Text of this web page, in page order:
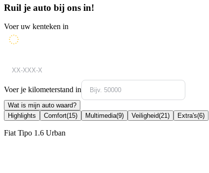
Ruil je auto bij ons in!
Voer uw kenteken in
Voer je kilometerstand in
Wat is mijn auto waard?
Highlights
Comfort(15) Multimedia(9) Veiligheid(21) Extra's(6)
Fiat Tipo 1.6 Urban